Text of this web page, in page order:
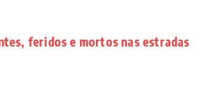
feridos e mortos nas estradas